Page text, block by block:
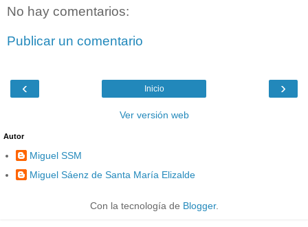
No hay comentarios:
Publicar un comentario
‹ ›
Inicio
Ver versión web
Autor
Miguel SSM
Miguel Sáenz de Santa María Elizalde
Con la tecnología de Blogger.